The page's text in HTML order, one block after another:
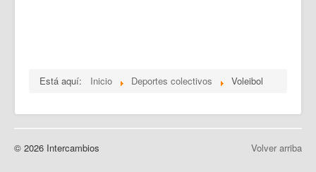
Está aquí: Inicio Deportes colectivos Voleibol
Volver arriba
© 2026 Intercambios